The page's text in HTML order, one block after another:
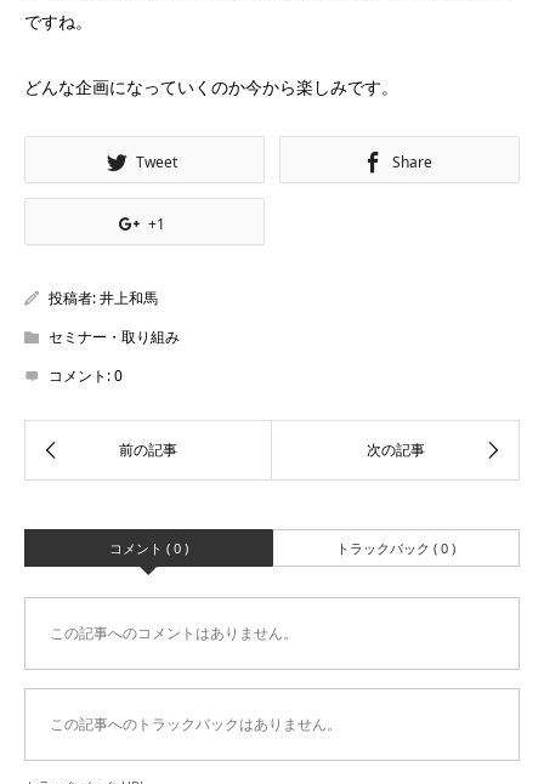
ですね。
どんな企画になっていくのか今から楽しみです。
Tweet Share
+1
投稿者:井上和馬
セミナー・取り組み
コメント:0
コメント ( 0 ) トラックバック ( 0 )
この記事へのコメントはありません。
この記事へのトラックバックはありません。